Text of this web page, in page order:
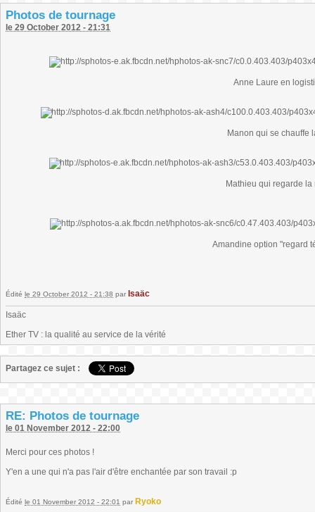
Photos de tournage
le 29 October 2012 - 21:31
Anne Laure en
Manon qui se chauffe
Mathieu qui regarde la
Amandine option "regard
Édité le 29 October 2012 - 21:38 par Isaäc
Isaäc
Ether TV : la qualité au service de la vérité
Partagez ce sujet :
RE: Photos de tournage
le 01 November 2012 - 22:00
Merci pour ces photos !
Y'en a une qui n'a pas l'air d'être enchantée par son travail :p
Édité le 01 November 2012 - 22:01 par Ryoko